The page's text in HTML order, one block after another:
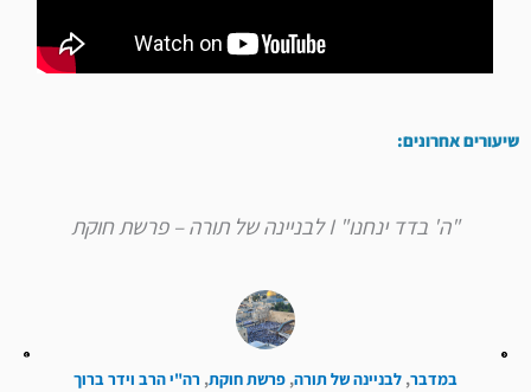
שיעורים אחרונים:
"ה' בדד ינחנו" I לבניינה של תורה – פרשת חוקת
במדבר, לבניינה של תורה, פרשת חוקת, רה"י הרב וידר ברוך